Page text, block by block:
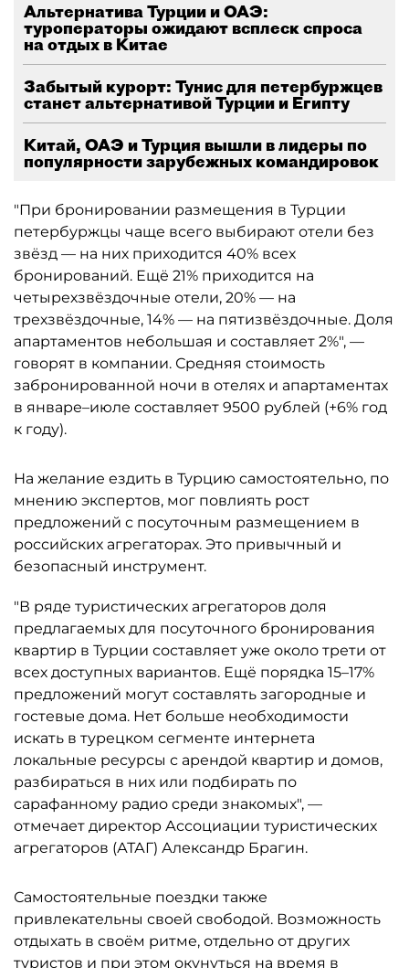
Альтернатива Турции и ОАЭ:
туроператоры ожидают всплеск спроса
на отдых в Китае
Забытый курорт: Тунис для петербуржцев
станет альтернативой Турции и Египту
Китай, ОАЭ и Турция вышли в лидеры по
популярности зарубежных командировок
"При бронировании размещения в Турции
петербуржцы чаще всего выбирают отели без
звёзд — на них приходится 40% всех
бронирований. Ещё 21% приходится на
четырехзвёздочные отели, 20% — на
трехзвёздочные, 14% — на пятизвёздочные. Доля
апартаментов небольшая и составляет 2%", —
говорят в компании. Средняя стоимость
забронированной ночи в отелях и апартаментах
в январе–июле составляет 9500 рублей (+6% год
к году).
На желание ездить в Турцию самостоятельно, по
мнению экспертов, мог повлиять рост
предложений с посуточным размещением в
российских агрегаторах. Это привычный и
безопасный инструмент.
"В ряде туристических агрегаторов доля
предлагаемых для посуточного бронирования
квартир в Турции составляет уже около трети от
всех доступных вариантов. Ещё порядка 15–17%
предложений могут составлять загородные и
гостевые дома. Нет больше необходимости
искать в турецком сегменте интернета
локальные ресурсы с арендой квартир и домов,
разбираться в них или подбирать по
сарафанному радио среди знакомых", —
отмечает директор Ассоциации туристических
агрегаторов (АТАГ) Александр Брагин.
Самостоятельные поездки также
привлекательны своей свободой. Возможность
отдыхать в своём ритме, отдельно от других
туристов и при этом окунуться на время в